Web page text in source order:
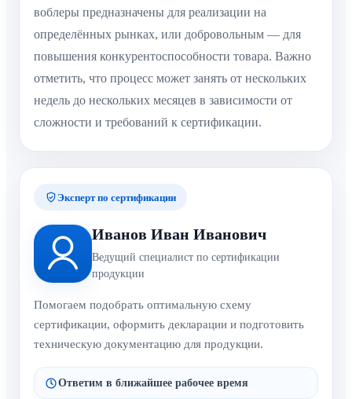
воблеры предназначены для реализации на
определённых рынках, или добровольным — для
повышения конкурентоспособности товара. Важно
отметить, что процесс может занять от нескольких
недель до нескольких месяцев в зависимости от
сложности и требований к сертификации.
Эксперт по сертификации
Иванов Иван Иванович
Ведущий специалист по сертификации
продукции
Помогаем подобрать оптимальную схему
сертификации, оформить декларации и подготовить
техническую документацию для продукции.
Ответим в ближайшее рабочее время